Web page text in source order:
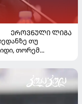
ᲔᲠᲝᲕᲜᲣᲚᲘ ᲚᲘᲒᲐ
თუ
თორემ...